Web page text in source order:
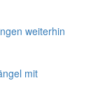
weiterhin
mit